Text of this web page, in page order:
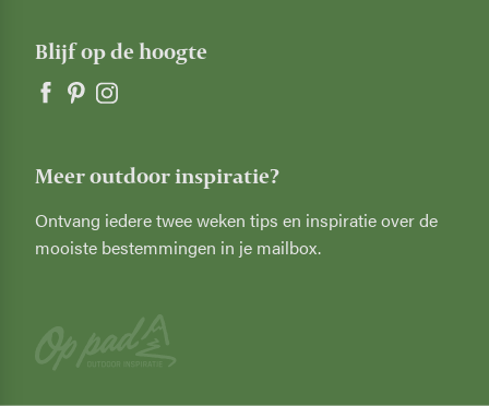
Blijf op de hoogte
Meer outdoor inspiratie?
Ontvang iedere twee weken tips en inspiratie over de
mooiste bestemmingen in je mailbox.